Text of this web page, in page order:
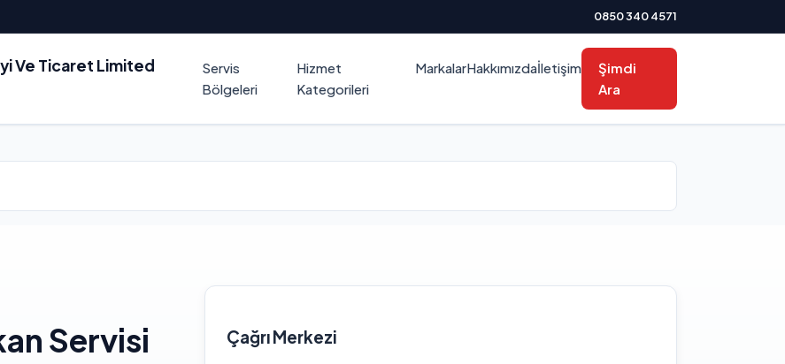
0850 340 4571
Ve Ticaret Limited
Servis
Bölgeleri
Hizmet
Kategorileri
MarkalarHakkımızdaİletişim
Şimdi
Ara
Servisi Çağrı Merkezi